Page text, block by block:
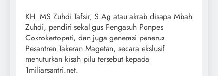
KH. MS Zuhdi Tafsir, S.Ag atau akrab disapa Mbah
Zuhdi, pendiri sekaligus Pengasuh Ponpes
Cokrokertopati, dan juga generasi penerus
Pesantren Takeran Magetan, secara ekslusif
menuturkan kisah pilu tersebut kepada
1miliarsantri.net.